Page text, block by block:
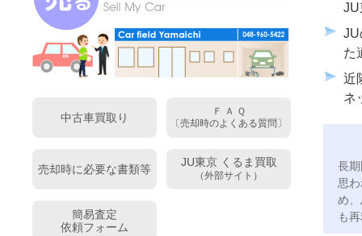
中古車買取り
Ｆ Ａ Ｑ
〔売却時のよくある質問〕
売却時に必要な書類等
JU東京 くるま買取
（外部サイト）
簡易査定
依頼フォーム
JU
JU
た
近
ネ
長
思
め
も